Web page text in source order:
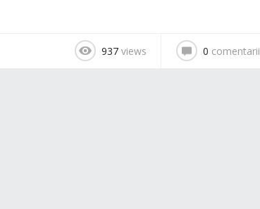
937 views 0 comentarii